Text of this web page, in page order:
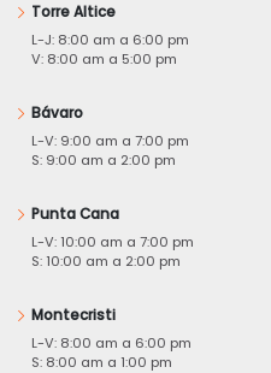
Torre Altice
L-J: 8:00 am a 6:00 pm
V: 8:00 am a 5:00 pm
Bávaro
L-V: 9:00 am a 7:00 pm
S: 9:00 am a 2:00 pm
Punta Cana
L-V: 10:00 am a 7:00 pm
S: 10:00 am a 2:00 pm
Montecristi
L-V: 8:00 am a 6:00 pm
S: 8:00 am a 1:00 pm